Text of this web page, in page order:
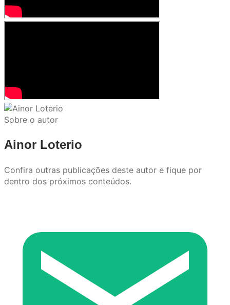
Sobre o autor
Ainor Loterio
Confira outras publicações deste autor e fique por
dentro dos próximos conteúdos.